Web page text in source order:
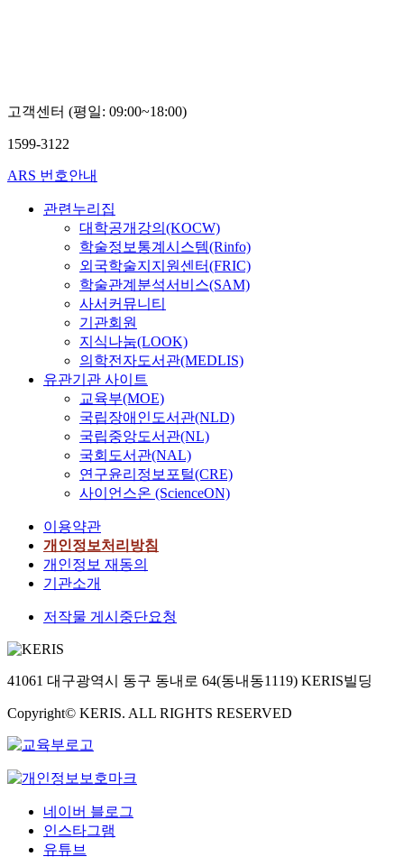
고객센터 (평일: 09:00~18:00)
1599-3122
ARS 번호안내
관련누리집
대학공개강의(KOCW)
학술정보통계시스템(Rinfo)
외국학술지지원센터(FRIC)
학술관계분석서비스(SAM)
사서커뮤니티
기관회원
지식나눔(LOOK)
의학전자도서관(MEDLIS)
유관기관 사이트
교육부(MOE)
국립장애인도서관(NLD)
국립중앙도서관(NL)
국회도서관(NAL)
연구윤리정보포털(CRE)
사이언스온 (ScienceON)
이용약관
개인정보처리방침
개인정보 재동의
기관소개
저작물 게시중단요청
41061 대구광역시 동구 동내로 64(동내동1119) KERIS빌딩
Copyright© KERIS. ALL RIGHTS RESERVED
네이버 블로그
인스타그램
유튜브